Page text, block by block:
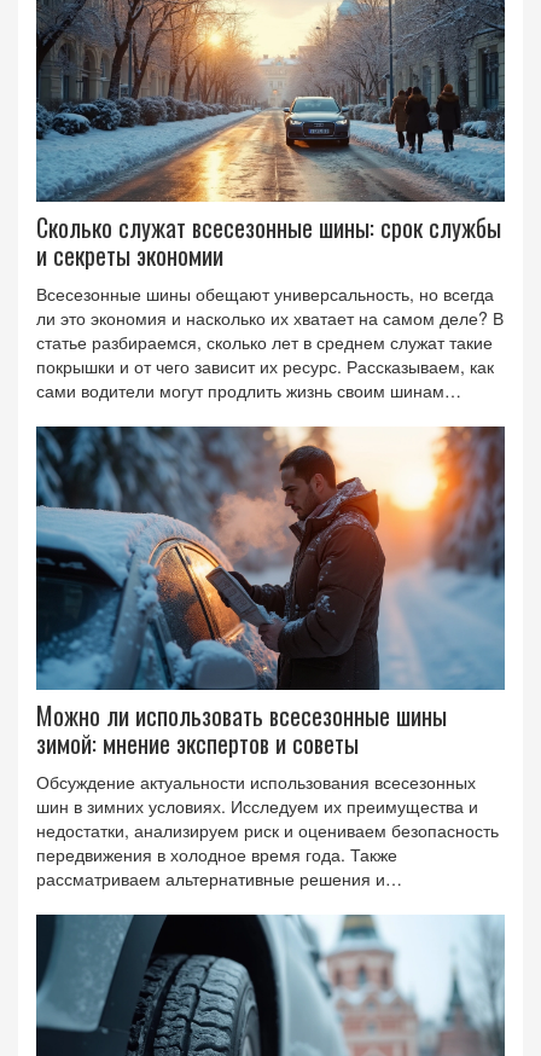
Сколько служат всесезонные шины: срок службы
и секреты экономии
Всесезонные шины обещают универсальность, но всегда
ли это экономия и насколько их хватает на самом деле? В
статье разбираемся, сколько лет в среднем служат такие
покрышки и от чего зависит их ресурс. Рассказываем, как
сами водители могут продлить жизнь своим шинам
случаи, когда всесезонка выходит из строя гораздо
раньше. Помогаем понять, выгодны ли такие шины
именно для вашего стиля езды и климата.
Можно ли использовать всесезонные шины
зимой: мнение экспертов и советы
Обсуждение актуальности использования всесезонных
шин в зимних условиях. Исследуем их преимущества и
недостатки, анализируем риск и оцениваем безопасность
передвижения в холодное время года. Также
рассматриваем альтернативные решения и
автомобилистов.